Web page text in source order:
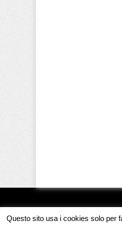
Questo sito usa i cookies solo per